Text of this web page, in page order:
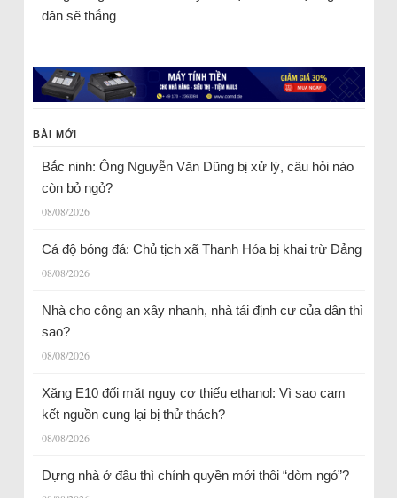
dân sẽ thắng
BÀI MỚI
Bắc ninh: Ông Nguyễn Văn Dũng bị xử lý, câu hỏi nào
còn bỏ ngỏ?
08/08/2026
Cá độ bóng đá: Chủ tịch xã Thanh Hóa bị khai trừ Đảng
08/08/2026
Nhà cho công an xây nhanh, nhà tái định cư của dân thì
sao?
08/08/2026
Xăng E10 đối mặt nguy cơ thiếu ethanol: Vì sao cam
kết nguồn cung lại bị thử thách?
08/08/2026
Dựng nhà ở đâu thì chính quyền mới thôi “dòm ngó”?